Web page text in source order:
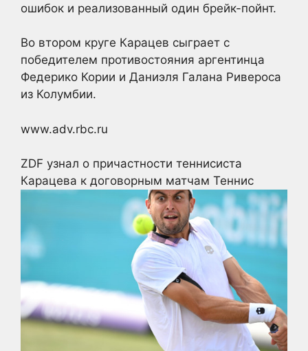
ошибок и реализованный один брейк-пойнт.
Во втором круге Карацев сыграет с
победителем противостояния аргентинца
Федерико Кории и Даниэля Галана Ривероса
из Колумбии.
www.adv.rbc.ru
ZDF узнал о причастности теннисиста
Карацева к договорным матчам Теннис